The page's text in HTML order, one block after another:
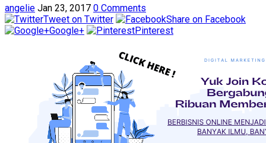
angelie Jan 23, 2017 0 Comments
Tweet on Twitter
Share on Facebook
Google+
Pinterest